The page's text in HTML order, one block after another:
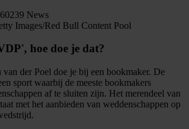
Images/Red Bull Content Pool
hoe doe je dat?
der Poel doe je bij een bookmaker. De
sport waarbij de meeste bookmakers
af te sluiten zijn. Het merendeel van
met het aanbieden van weddenschappen op